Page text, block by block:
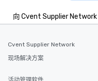
向 Cvent Supplier Network
Cvent Supplier Network
现场解决方案